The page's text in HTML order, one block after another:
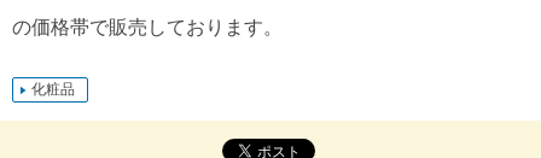
の価格帯で販売しております。
化粧品